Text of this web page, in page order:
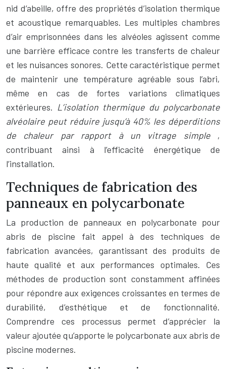
nid d’abeille, offre des propriétés d’isolation thermique
et acoustique remarquables. Les multiples chambres
d’air emprisonnées dans les alvéoles agissent comme
une barrière efficace contre les transferts de chaleur
et les nuisances sonores. Cette caractéristique permet
de maintenir une température agréable sous l’abri,
même en cas de fortes variations climatiques
extérieures. L’isolation thermique du polycarbonate
alvéolaire peut réduire jusqu’à 40% les déperditions
de chaleur par rapport à un vitrage simple ,
contribuant ainsi à l’efficacité énergétique de
l’installation.
Techniques de fabrication des
panneaux en polycarbonate
La production de panneaux en polycarbonate pour
abris de piscine fait appel à des techniques de
fabrication avancées, garantissant des produits de
haute qualité et aux performances optimales. Ces
méthodes de production sont constamment affinées
pour répondre aux exigences croissantes en termes de
durabilité, d’esthétique et de fonctionnalité.
Comprendre ces processus permet d’apprécier la
valeur ajoutée qu’apporte le polycarbonate aux abris de
piscine modernes.